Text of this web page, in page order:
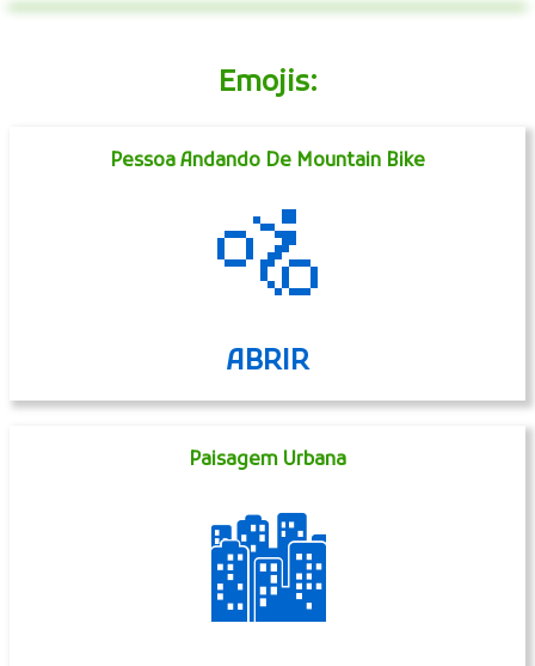
Emojis:
Pessoa Andando De Mountain Bike
🚵
ABRIR
Paisagem Urbana
🏙